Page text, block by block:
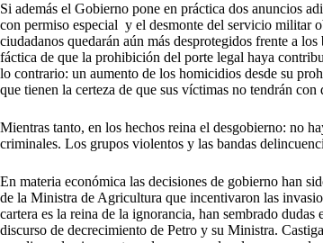
Si además el Gobierno pone en práctica dos anuncios
con permiso especial y el desmonte del servicio militar
ciudadanos quedarán aún más desprotegidos frente a
fáctica de que la prohibición del porte legal haya
lo contrario: un aumento de los homicidios desde su
que tienen la certeza de que sus víctimas no tendrán con
Mientras tanto, en los hechos reina el desgobierno: no
criminales. Los grupos violentos y las bandas
En materia económica las decisiones de gobierno han
de la Ministra de Agricultura que incentivaron las
cartera es la reina de la ignorancia, han sembrado
discurso de decrecimiento de Petro y su Ministra.